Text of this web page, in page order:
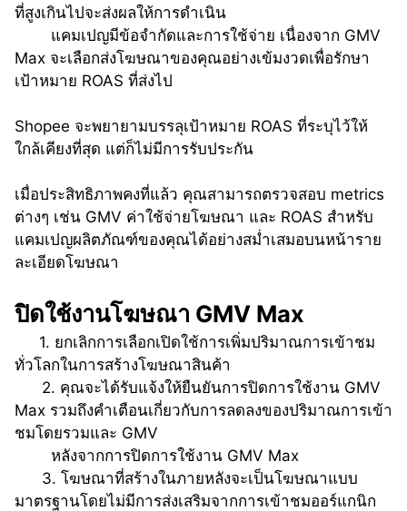
ที่สูงเกินไปจะส่งผลให้การดำเนิน
แคมเปญมีข้อจำกัดและการใช้จ่าย เนื่องจาก GMV
Max จะเลือกส่งโฆษณาของคุณอย่างเข้มงวดเพื่อรักษา
เป้าหมาย ROAS ที่ส่งไป
Shopee จะพยายามบรรลุเป้าหมาย ROAS ที่ระบุไว้ให้
ใกล้เคียงที่สุด แต่ก็ไม่มีการรับประกัน
เมื่อประสิทธิภาพคงที่แล้ว คุณสามารถตรวจสอบ metrics
ต่างๆ เช่น GMV ค่าใช้จ่ายโฆษณา และ ROAS สำหรับ
แคมเปญผลิตภัณฑ์ของคุณได้อย่างสม่ำเสมอบนหน้าราย
ละเอียดโฆษณา
ปิดใช้งานโฆษณา GMV Max
   1. ยกเลิกการเลือกเปิดใช้การเพิ่มปริมาณการเข้าชม
ทั่วโลกในการสร้างโฆษณาสินค้า
Max รวมถึงคำเตือนเกี่ยวกับการลดลงของปริมาณการเข้า
ชมโดยรวมและ GMV
หลังจากการปิดการใช้งาน GMV Max
มาตรฐานโดยไม่มีการส่งเสริมจากการเข้าชมออร์แกนิก